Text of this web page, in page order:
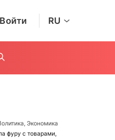
Войти RU
Экономика
фуру с товарами,